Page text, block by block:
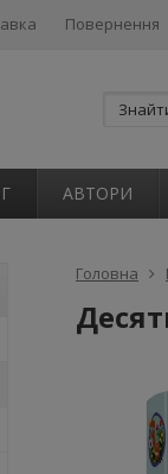
Повернення
АВТОРИ
Головна